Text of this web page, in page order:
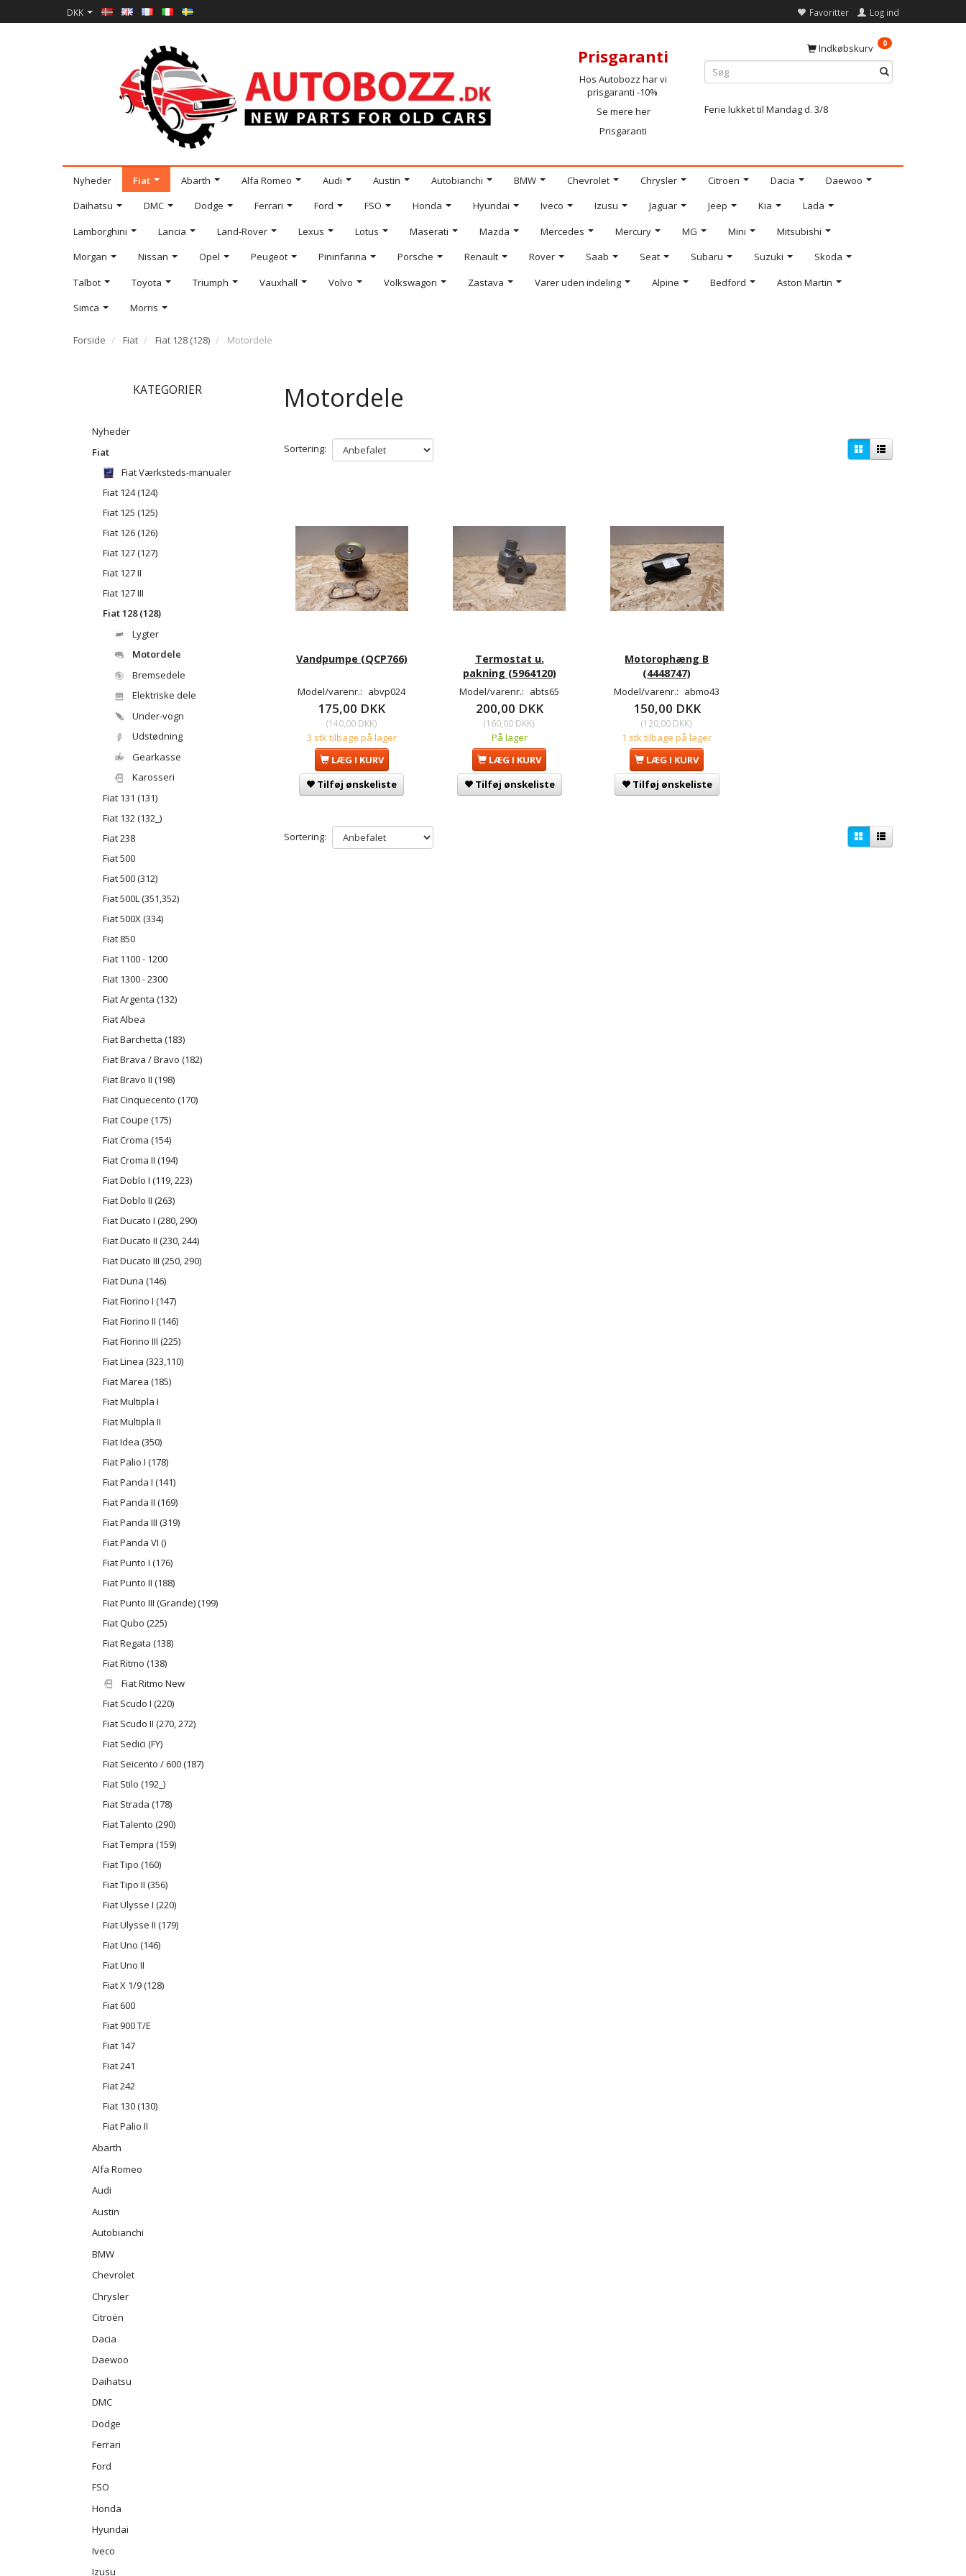
DKK Favoritter Log ind
Prisgaranti
Hos Autobozz har vi
prisgaranti -10%
Se mere her
Prisgaranti
Indkøbskurv 0
Ferie lukket til Mandag d. 3/8
Nyheder Fiat Abarth Alfa Romeo Audi Austin Autobianchi BMW Chevrolet Chrysler Citroën Dacia
Daewoo
Daihatsu
DMC Dodge Ferrari Ford FSO Honda Hyundai Iveco Izusu Jaguar Jeep Kia
Lada
Lamborghini
Lancia Land-Rover Lexus Lotus Maserati Mazda Mercedes Mercury MG Mini
Mitsubishi
Morgan
Nissan Opel Peugeot Pininfarina Porsche Renault Rover Saab Seat Subaru Suzuki
Skoda
Talbot
Toyota Triumph Vauxhall Volvo Volkswagon Zastava Varer uden indeling Alpine Bedford
Aston Martin
Simca
Morris
Forside Fiat Fiat 128 (128) Motordele
KATEGORIER
Nyheder
Fiat
Fiat Værksteds-manualer
Fiat 124 (124)
Fiat 125 (125)
Fiat 126 (126)
Fiat 127 (127)
Fiat 127 II
Fiat 127 III
Fiat 128 (128)
Lygter
Motordele
Bremsedele
Elektriske dele
Under-vogn
Udstødning
Gearkasse
Karosseri
Fiat 131 (131)
Fiat 132 (132_)
Fiat 238
Fiat 500
Fiat 500 (312)
Fiat 500L (351,352)
Fiat 500X (334)
Fiat 850
Fiat 1100 - 1200
Fiat 1300 - 2300
Fiat Argenta (132)
Fiat Albea
Fiat Barchetta (183)
Fiat Brava / Bravo (182)
Fiat Bravo II (198)
Fiat Cinquecento (170)
Fiat Coupe (175)
Fiat Croma (154)
Fiat Croma II (194)
Fiat Doblo I (119, 223)
Fiat Doblo II (263)
Fiat Ducato I (280, 290)
Fiat Ducato II (230, 244)
Fiat Ducato III (250, 290)
Fiat Duna (146)
Fiat Fiorino I (147)
Fiat Fiorino II (146)
Fiat Fiorino III (225)
Fiat Linea (323,110)
Fiat Marea (185)
Fiat Multipla I
Fiat Multipla II
Fiat Idea (350)
Fiat Palio I (178)
Fiat Panda I (141)
Fiat Panda II (169)
Fiat Panda III (319)
Fiat Panda VI ()
Fiat Punto I (176)
Fiat Punto II (188)
Fiat Punto III (Grande) (199)
Fiat Qubo (225)
Fiat Regata (138)
Fiat Ritmo (138)
Fiat Ritmo New
Fiat Scudo I (220)
Fiat Scudo II (270, 272)
Fiat Sedici (FY)
Fiat Seicento / 600 (187)
Fiat Stilo (192_)
Fiat Strada (178)
Fiat Talento (290)
Fiat Tempra (159)
Fiat Tipo (160)
Fiat Tipo II (356)
Fiat Ulysse I (220)
Fiat Ulysse II (179)
Fiat Uno (146)
Fiat Uno II
Fiat X 1/9 (128)
Fiat 600
Fiat 900 T/E
Fiat 147
Fiat 241
Fiat 242
Fiat 130 (130)
Fiat Palio II
Abarth
Alfa Romeo
Audi
Austin
Autobianchi
BMW
Chevrolet
Chrysler
Citroën
Dacia
Daewoo
Daihatsu
DMC
Dodge
Ferrari
Ford
FSO
Honda
Hyundai
Iveco
Izusu
Motordele
Sortering:
Vandpumpe (QCP766)
Model/varenr.: abvp024
175,00 DKK
(140,00 DKK)
3 stk tilbage på lager
LÆG I KURV
Tilføj ønskeliste
Termostat u.
pakning (5964120)
Model/varenr.: abts65
200,00 DKK
(160,00 DKK)
På lager
LÆG I KURV
Tilføj ønskeliste
Motorophæng B
(4448747)
Model/varenr.: abmo43
150,00 DKK
(120,00 DKK)
1 stk tilbage på lager
LÆG I KURV
Tilføj ønskeliste
Sortering: